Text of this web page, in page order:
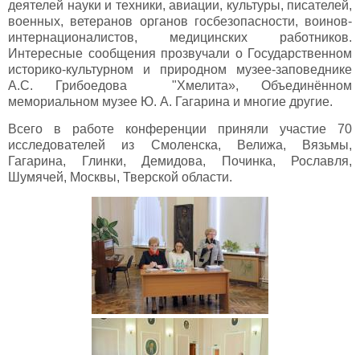
деятелей науки и техники, авиации, культуры, писателей,
военных, ветеранов органов госбезопасности, воинов-
интернационалистов, медицинских работников.
Интересные сообщения прозвучали о Государственном
историко-культурном и природном музее-заповеднике
А.С. Грибоедова "Хмелита», Объединённом
мемориальном музее Ю. А. Гагарина и многие другие.
Всего в работе конференции приняли участие 70
исследователей из Смоленска, Велижа, Вязьмы,
Гагарина, Глинки, Демидова, Починка, Рославля,
Шумячей, Москвы, Тверской области.